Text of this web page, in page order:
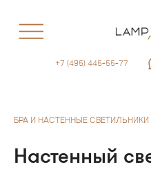
+7 (495) 445-55-77
БРА И НАСТЕННЫЕ СВЕТИЛЬНИКИ
Настенный